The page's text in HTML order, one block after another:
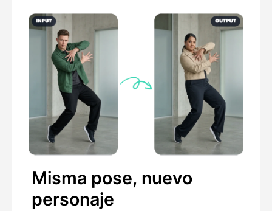
Misma pose, nuevo
personaje